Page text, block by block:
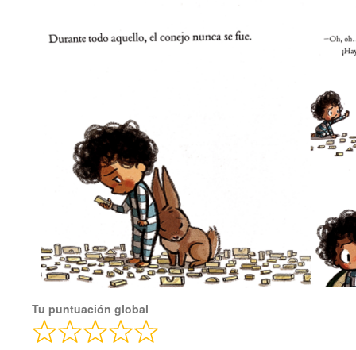
Tu puntuación global